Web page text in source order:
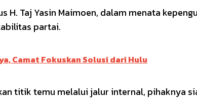
H. Taj Yasin Maimoen, dalam menata
partai.
Camat Fokuskan Solusi dari Hulu
titik temu melalui jalur internal, pihaknya